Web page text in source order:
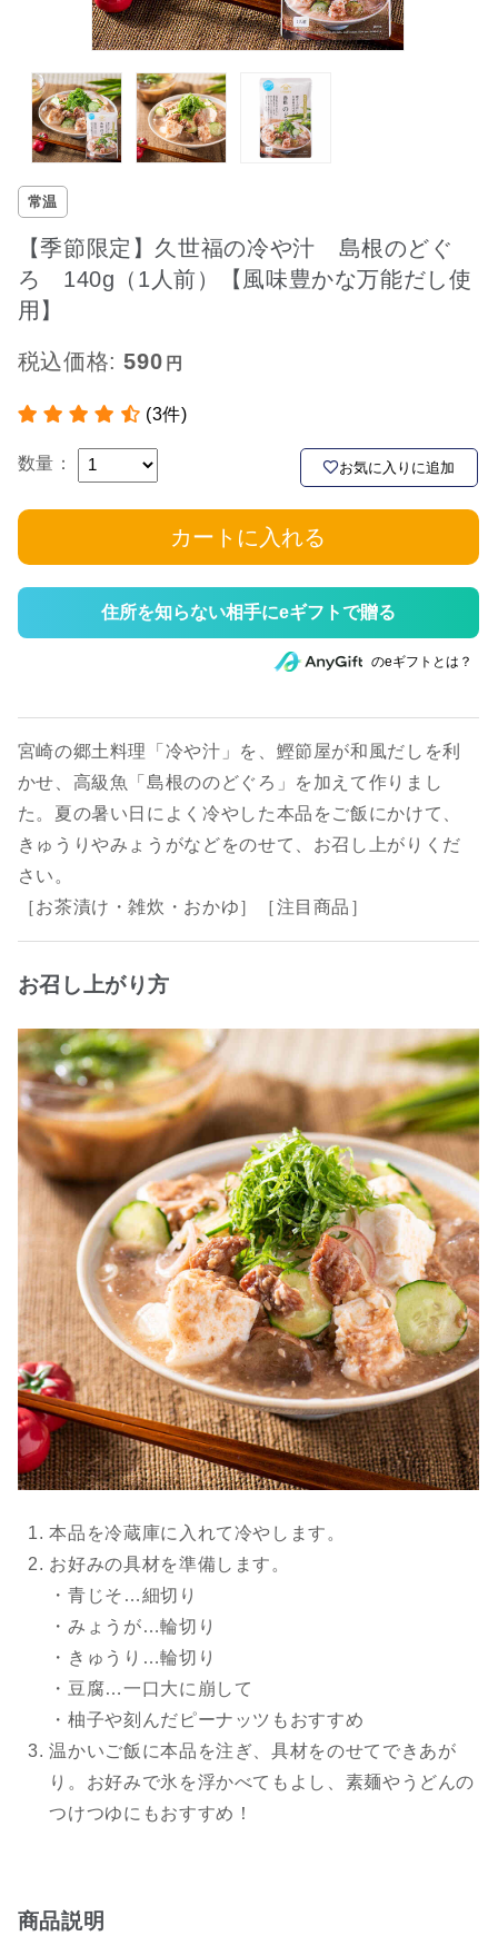
常温
【季節限定】久世福の冷や汁 島根のどぐ
ろ 140g（1人前）【風味豊かな万能だし使
用】
税込価格:590
(3件)
数量： お気に入りに追加
カートに入れる
住所を知らない相手にeギフトで贈る
のeギフトとは？
宮崎の郷土料理「冷や汁」を、鰹節屋が和風だしを利
かせ、高級魚「島根ののどぐろ」を加えて作りまし
た。夏の暑い日によく冷やした本品をご飯にかけて、
きゅうりやみょうがなどをのせて、お召し上がりくだ
さい。
［お茶漬け・雑炊・おかゆ］［注目商品］
お召し上がり方
本品を冷蔵庫に入れて冷やします。
お好みの具材を準備します。
・青じそ…細切り
・みょうが…輪切り
・きゅうり…輪切り
・豆腐…一口大に崩して
・柚子や刻んだピーナッツもおすすめ
温かいご飯に本品を注ぎ、具材をのせてできあが
り。お好みで氷を浮かべてもよし、素麺やうどんの
つけつゆにもおすすめ！
商品説明